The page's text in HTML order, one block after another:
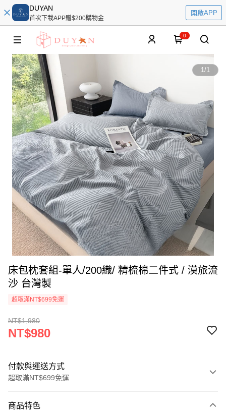
DUYAN
首次下載APP贈$200購物金
開啟APP
0
1/1
床包枕套組-單人/200織/ 精梳棉二件式 / 漠旅流
沙 台灣製
超取滿NT$699免運
NT$1,980
NT$980
付款與運送方式
超取滿NT$699免運
信用卡一次付款
商品特色